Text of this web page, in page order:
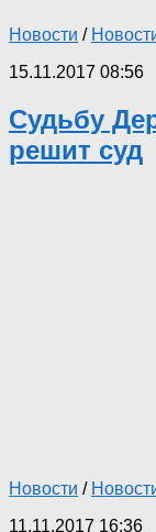
Новости /
15.11.2017 08:56
Судьбу
решит суд
Новости /
11.11.2017 16:36